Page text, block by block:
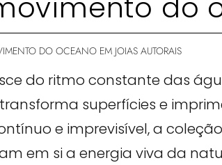
DO OCEANO EM JOIAS AUTORAIS
do ritmo constante das
superfícies e
e imprevisível, a
em si a energia viva da